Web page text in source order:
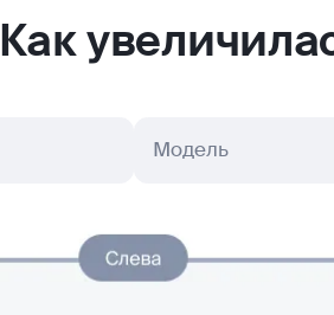
Как
Модель